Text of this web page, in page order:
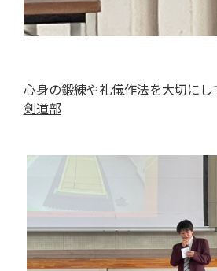
心身の鍛練や礼儀作法を大切にし
剣道部